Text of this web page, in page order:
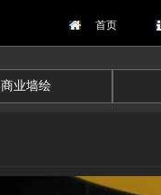
首页
商业墙绘